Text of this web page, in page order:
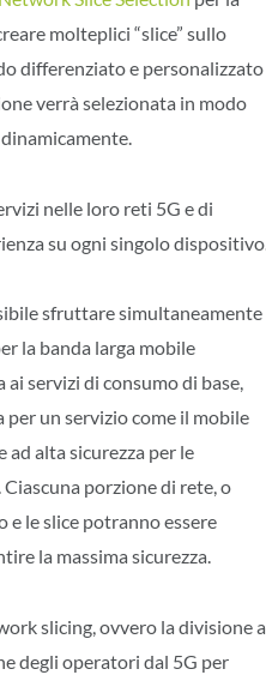
molteplici “slice” sullo
differenziato e personalizzato
verrà selezionata in modo
nelle loro reti 5G e di
su ogni singolo dispositivo.
sfruttare simultaneamente
la banda larga mobile
servizi di consumo di base,
per un servizio come il mobile
ad alta sicurezza per le
porzione di rete, o
le slice potranno essere
la massima sicurezza.
slicing, ovvero la divisione a
degli operatori dal 5G per